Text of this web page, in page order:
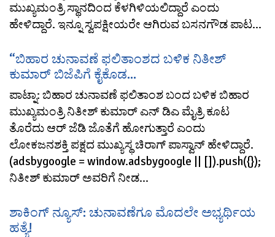
ಮುಖ್ಯಮಂತ್ರಿ ಸ್ಥಾನದಿಂದ ಕೆಳಗಿಳಿಯಲಿದ್ದಾರೆ ಎಂದು
ಹೇಳಿದ್ದಾರೆ. ಇನ್ನೂ ಸ್ವಪಕ್ಷೀಯರೇ ಆಗಿರುವ ಬಸನಗೌಡ ಪಾಟ...
“ಬಿಹಾರ ಚುನಾವಣೆ ಫಲಿತಾಂಶದ ಬಳಿಕ ನಿತೀಶ್
ಕುಮಾರ್ ಬಿಜೆಪಿಗೆ ಕೈಕೊಡ...
ಪಾಟ್ನಾ: ಬಿಹಾರ ಚುನಾವಣೆ ಫಲಿತಾಂಶ ಬಂದ ಬಳಿಕ ಬಿಹಾರ
ಮುಖ್ಯಮಂತ್ರಿ ನಿತೀಶ್ ಕುಮಾರ್ ಎನ್ ಡಿಎ ಮೈತ್ರಿ ಕೂಟ
ತೊರೆದು ಆರ್ ಜೆಡಿ ಜೊತೆಗೆ ಹೋಗುತ್ತಾರೆ ಎಂದು
ಲೋಕಜನಶಕ್ತಿ ಪಕ್ಷದ ಮುಖ್ಯಸ್ಥ ಚಿರಾಗ್ ಪಾಸ್ವಾನ್ ಹೇಳಿದ್ದಾರೆ.
(adsbygoogle = window.adsbygoogle || []).push({});
ನಿತೀಶ್ ಕುಮಾರ್ ಅವರಿಗೆ ನೀಡ...
ಶಾಕಿಂಗ್ ನ್ಯೂಸ್: ಚುನಾವಣೆಗೂ ಮೊದಲೇ ಅಭ್ಯರ್ಥಿಯ
ಹತ್ಯೆ!